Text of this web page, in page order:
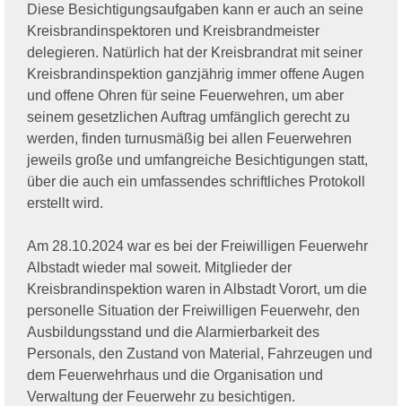
Diese Besichtigungsaufgaben kann er auch an seine
Kreisbrandinspektoren und Kreisbrandmeister
delegieren. Natürlich hat der Kreisbrandrat mit seiner
Kreisbrandinspektion ganzjährig immer offene Augen
und offene Ohren für seine Feuerwehren, um aber
seinem gesetzlichen Auftrag umfänglich gerecht zu
werden, finden turnusmäßig bei allen Feuerwehren
jeweils große und umfangreiche Besichtigungen statt,
über die auch ein umfassendes schriftliches Protokoll
erstellt wird.
Am 28.10.2024 war es bei der Freiwilligen Feuerwehr
Albstadt wieder mal soweit. Mitglieder der
Kreisbrandinspektion waren in Albstadt Vorort, um die
personelle Situation der Freiwilligen Feuerwehr, den
Ausbildungsstand und die Alarmierbarkeit des
Personals, den Zustand von Material, Fahrzeugen und
dem Feuerwehrhaus und die Organisation und
Verwaltung der Feuerwehr zu besichtigen.